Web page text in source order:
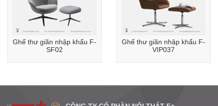
Ghế thư giãn nhập khẩu F-
SF02
Ghế thư giãn nhập khẩu F-
VIP037